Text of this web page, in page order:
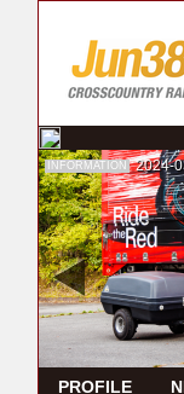
INFORMATION 2024-
PROFILE